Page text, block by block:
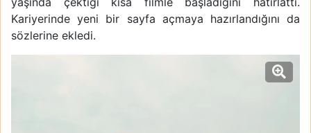
Kariyerinde yeni bir sayfa açmaya hazırlandığını da
sözlerine ekledi.